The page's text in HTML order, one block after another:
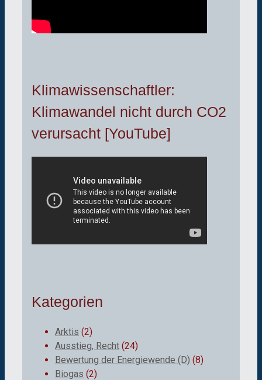
Klimawissenschaftler:
Klimawandel nicht durch CO2
verursacht [YouTube]
Kategorien
Arktis (2)
Ausstieg, Recht (24)
Bewertung der Energiewende (D) (8)
Biogas (2)